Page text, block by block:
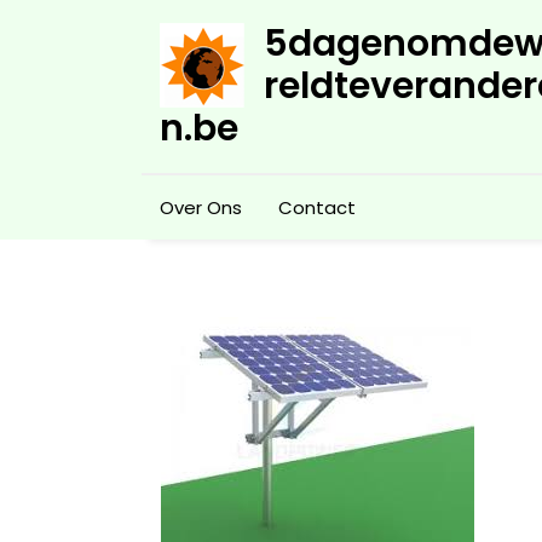
n.be
Over Ons Contact